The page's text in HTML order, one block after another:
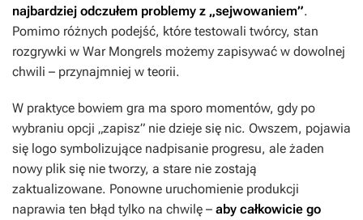
najbardziej odczułem problemy z „sejwowaniem”.
Pomimo różnych podejść, które testowali twórcy, stan
rozgrywki w War Mongrels możemy zapisywać w dowolnej
chwili – przynajmniej w teorii.
W praktyce bowiem gra ma sporo momentów, gdy po
wybraniu opcji „zapisz” nie dzieje się nic. Owszem, pojawia
się logo symbolizujące nadpisanie progresu, ale żaden
nowy plik się nie tworzy, a stare nie zostają
zaktualizowane. Ponowne uruchomienie produkcji
naprawia ten błąd tylko na chwilę – aby całkowicie go